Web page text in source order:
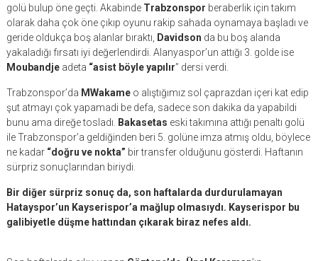
golü bulup öne geçti. Akabinde Trabzonspor beraberlik için takım
olarak daha çok öne çıkıp oyunu rakip sahada oynamaya başladı ve
geride oldukça boş alanlar bıraktı,
Davidson da bu boş alanda
yakaladığı fırsatı iyi değerlendirdi. Alanyaspor’un attığı 3. golde ise
Moubandje adeta “asist böyle yapılır” dersi verdi.
Trabzonspor’da MWakameo alıştığımız sol çaprazdan içeri kat edip
şut atmayı çok yapamadi be defa, sadece son dakika da yapabildi
bunu ama direğe tosladı.
Bakasetas eski takımına attığı penaltı golü
ile Trabzonspor’a geldiğinden beri 5. golüne imza atmış oldu, böylece
ne kadar “doğru ve nokta” bir transfer olduğunu gösterdi. Haftanın
sürpriz sonuçlarından biriydi.
Bir diğer sürpriz sonuç da, son haftalarda durdurulamayan
Hatayspor’un Kayserispor’a mağlup olmasıydı. Kayserispor bu
galibiyetle düşme hattından çıkarak biraz nefes aldı.